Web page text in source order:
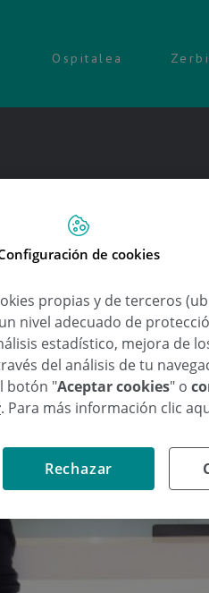
Ospitalea
de cookies
propias y de terceros
nivel adecuado de
estadístico, mejora de
del análisis de tu
botón "Aceptar cookies" o
. Para más información clic
Rechazar